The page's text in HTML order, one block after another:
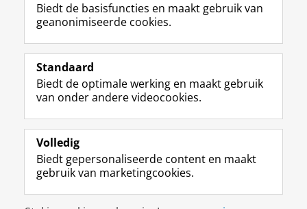
Volg de RUG
F
a
e
b
o
p
a
i
L
i
k
e
I
-
p
g
R
S
-
f
e
R
k
I
n
t
r
m
c
Y
o
T
e
k
a
Studiekiezers
Alumni
Over ons
Disclaimer & Copyright
Biedt de basisfuncties en maakt gebruik van
geanonimiseerde cookies.
Standaard
Biedt de optimale werking en maakt gebruik
van onder andere videocookies.
Volledig
Biedt gepersonaliseerde content en maakt
gebruik van marketingcookies.